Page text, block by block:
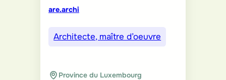
are.archi
Architecte, maître d’oeuvre
Province du Luxembourg